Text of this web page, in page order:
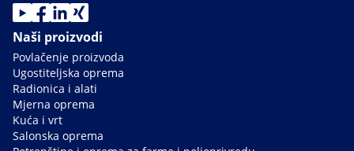
Naši proizvodi
Povlačenje proizvoda
Ugostiteljska oprema
Radionica i alati
Mjerna oprema
Kuća i vrt
Salonska oprema